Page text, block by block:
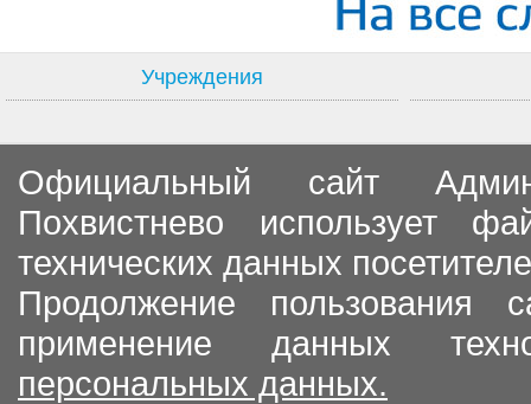
Учреждения
Официальный сайт
Похвистнево использует
технических данных
Продолжение пользования
применение данных
персональных данных.